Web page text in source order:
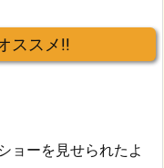
ススメ!!
ョーを見せられたよ